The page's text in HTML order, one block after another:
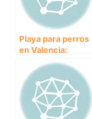
Playa para perros
en Valencia:
Disfruta del sol y el
mar con tu mejor
amigo peludo